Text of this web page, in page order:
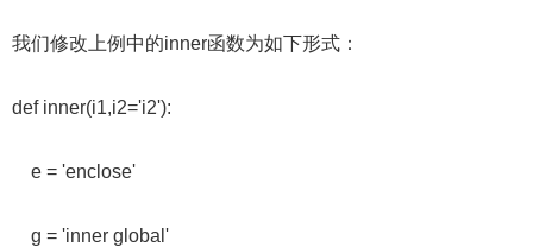
我们修改上例中的inner函数为如下形式：
def inner(i1,i2='i2'):
e = 'enclose'
g = 'inner global'